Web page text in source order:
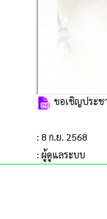
ขอเชิญประช
: 8 ก.ย. 2568
: ผู้ดูแลระบบ